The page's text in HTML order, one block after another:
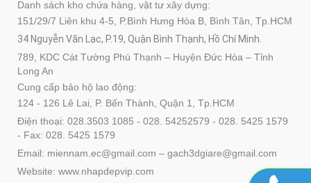
Danh sách kho chứa hàng, vật tư xây dựng:
151/29/7 Liên khu 4-5, P.Bình Hưng Hòa B, Bình Tân, Tp.HCM
34 Nguyễn Văn Lạc, P.19, Quận Bình Thạnh, Hồ Chí Minh.
789, KDC Cát Tường Phú Thạnh – Huyện Đức Hòa – Tỉnh
Long An
Cung cấp bảo hộ lao động:
124 - 126 Lê Lai, P. Bến Thành, Quận 1, Tp.HCM
Điện thoại: 028.3503 1085 - 028. 54252579 - 028. 5425 1579
- Fax: 028. 5425 1579
Email: miennam.ec@gmail.com – gach3dgiare@gmail.com
Website: www.nhapdepvip.com